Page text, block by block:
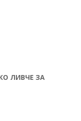
ЛИВЧЕ ЗА